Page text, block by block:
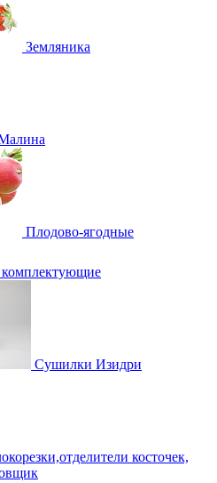
Земляника
Плодово-ягодные
Сушилки Изидри
косточек,